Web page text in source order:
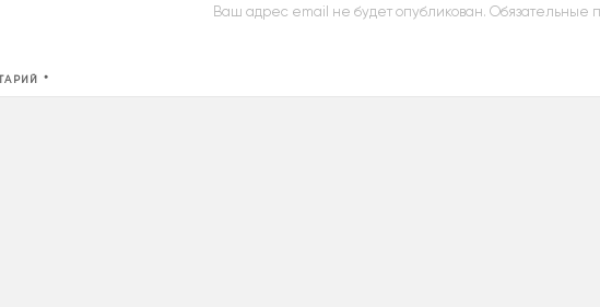
Ваш адрес email не будет опубликован. Обязательные
*